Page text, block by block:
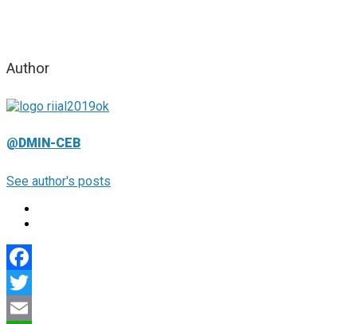
Author
@DMIN-CEB
See author's posts
Facebook
Twitter